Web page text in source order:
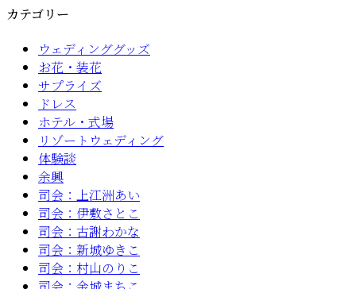
カテゴリー
ウェディンググッズ
お花・装花
サプライズ
ドレス
ホテル・式場
リゾートウェディング
体験談
余興
司会：上江洲あい
司会：伊敷さとこ
司会：古謝わかな
司会：新城ゆきこ
司会：村山のりこ